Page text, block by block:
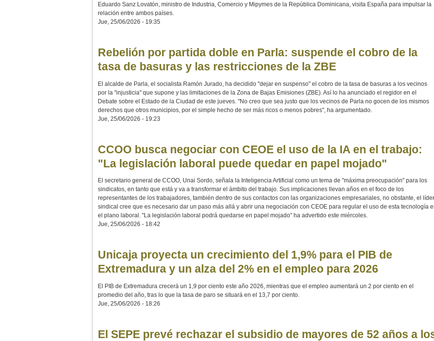
Eduardo Sanz Lovatón, ministro de Industria, Comercio y Mipymes de la República Dominicana, visita España para impulsar la
relación entre ambos países.
Jue, 25/06/2026 - 19:35
Rebelión por partida doble en Parla: suspende el cobro de la
tasa de basuras y las restricciones de la ZBE
El alcalde de Parla, el socialista Ramón Jurado, ha decidido "dejar en suspenso" el cobro de la tasa de basuras a los vecinos
por la "injusticia" que supone y las limitaciones de la Zona de Bajas Emisiones (ZBE). Así lo ha anunciado el regidor en el
Debate sobre el Estado de la Ciudad de este jueves. "No creo que sea justo que los vecinos de Parla no gocen de los mismos
derechos que otros municipios, por el simple hecho de ser más ricos o menos pobres", ha argumentado.
Jue, 25/06/2026 - 19:23
CCOO busca negociar con CEOE el uso de la IA en el trabajo:
"La legislación laboral puede quedar en papel mojado"
El secretario general de CCOO, Unai Sordo, señala la Inteligencia Artificial como un tema de "máxima preocupación" para los
sindicatos, en tanto que está y va a transformar el ámbito del trabajo. Sus implicaciones llevan años en el foco de los
representantes de los trabajadores, también dentro de sus contactos con las organizaciones empresariales, no obstante, el líder
sindical cree que es necesario dar un paso más allá y abrir una negociación con CEOE para regular el uso de esta tecnología
el plano laboral. "La legislación laboral podrá quedarse en papel mojado" ha advertido este miércoles.
Jue, 25/06/2026 - 18:42
Unicaja proyecta un crecimiento del 1,9% para el PIB de
Extremadura y un alza del 2% en el empleo para 2026
El PIB de Extremadura crecerá un 1,9 por ciento este año 2026, mientras que el empleo aumentará un 2 por ciento en el
promedio del año, tras lo que la tasa de paro se situará en el 13,7 por ciento.
Jue, 25/06/2026 - 18:26
El SEPE prevé rechazar el subsidio de mayores de 52 años a